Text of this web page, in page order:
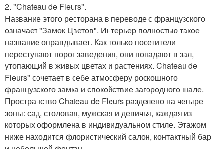
2. "Chateau de Fleurs".
Название этого ресторана в переводе с французского
означает "Замок Цветов". Интерьер полностью такое
название оправдывает. Как только посетители
переступают порог заведения, они попадают в зал,
утопающий в живых цветах и растениях. Chateau de
Fleurs" сочетает в себе атмосферу роскошного
французского замка и спокойствие загородного шале.
Пространство Chateau de Fleurs разделено на четыре
зоны: сад, столовая, мужская и девичья, каждая из
которых оформлена в индивидуальном стиле. Этажом
ниже находится флористический салон, контактный бар